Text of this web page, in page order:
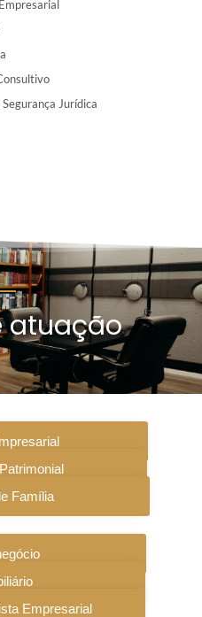
Jurídica
atuação
Família
Empresarial